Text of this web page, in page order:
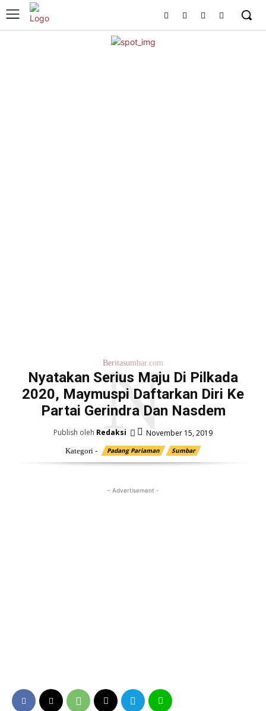
Beritasumbar.com
Nyatakan Serius Maju Di Pilkada
2020, Maymuspi Daftarkan Diri Ke
Partai Gerindra Dan Nasdem
N
Publish oleh Redaksi November 15, 2019
Kategori - Padang Pariaman Sumbar
- Advertisement -